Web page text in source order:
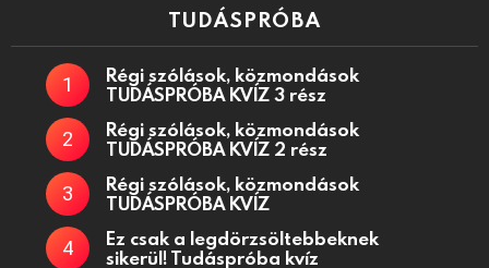
TUDÁSPRÓBA
Régi szólások, közmondások
TUDÁSPRÓBA KVÍZ 3 rész
Régi szólások, közmondások
TUDÁSPRÓBA KVÍZ 2 rész
Régi szólások, közmondások
TUDÁSPRÓBA KVÍZ
Ez csak a legdörzsöltebbeknek
sikerül! Tudáspróba kvíz